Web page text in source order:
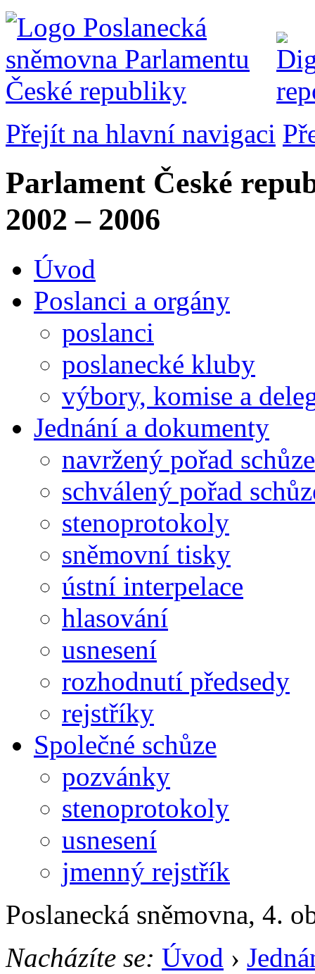
Přejít na hlavní navigaci
Parlament České
2002 – 2006
Úvod
Poslanci a orgány
poslanci
poslanecké kluby
výbory, komise a
Jednání a dokumenty
navržený pořad schůze
schválený pořad
stenoprotokoly
sněmovní tisky
ústní interpelace
hlasování
usnesení
rozhodnutí předsedy
rejstříky
Společné schůze
pozvánky
stenoprotokoly
usnesení
jmenný rejstřík
Poslanecká sněmovna, 4.
Nacházíte se: Úvod ›